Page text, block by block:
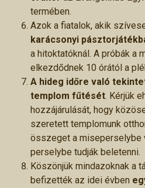
termében.
Azok a fiatalok, akik
karácsonyi
a hitoktatóknál. A próbák a
elkezdődnek 10 órától a
A hideg időre való
templom fűtését. Kérjük
hozzájárulását, hogy
szeretett templomunk
összeget a miseperselybe
perselybe tudják beletenni.
Köszönjük mindazoknak a
befizették az idei évben